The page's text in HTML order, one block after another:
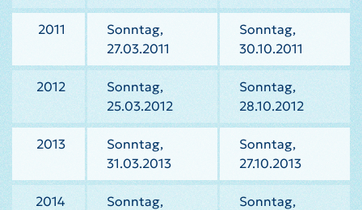
2011
Sonntag,
27.03.2011
Sonntag,
30.10.2011
2012
Sonntag,
25.03.2012
Sonntag,
28.10.2012
2013
Sonntag,
31.03.2013
Sonntag,
27.10.2013
2014
Sonntag,
Sonntag,